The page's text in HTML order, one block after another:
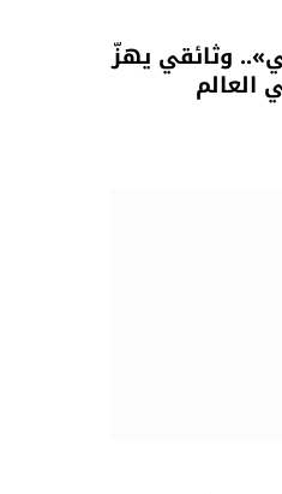
وثائقي يهزّ